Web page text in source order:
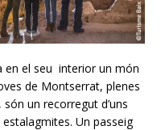
en el seu interior un món
de Montserrat, plenes
un recorregut d’uns
Un passeig